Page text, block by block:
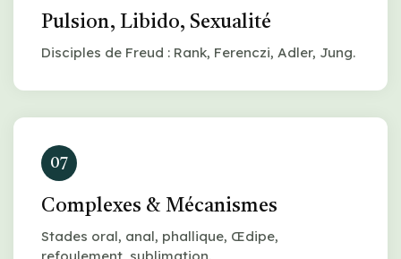
Pulsion, Libido, Sexualité
Disciples de Freud : Rank, Ferenczi, Adler, Jung.
07
Complexes & Mécanismes
Stades oral, anal, phallique, Œdipe,